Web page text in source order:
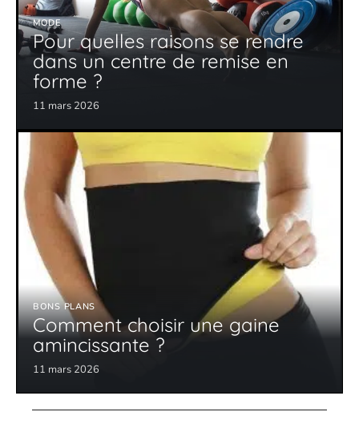
MODE
Pour quelles raisons se rendre
dans un centre de remise en
forme ?
11 mars 2026
BONS PLANS
Comment choisir une gaine
amincissante ?
11 mars 2026